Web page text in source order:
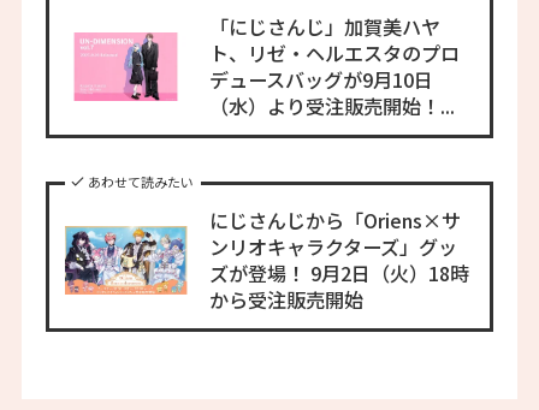
「にじさんじ」加賀美ハヤ
ト、リゼ・ヘルエスタのプロ
デュースバッグが9月10日
（水）より受注販売開始！...
あわせて読みたい
にじさんじから「Oriens×サ
ンリオキャラクターズ」グッ
ズが登場！ 9月2日（火）18時
から受注販売開始